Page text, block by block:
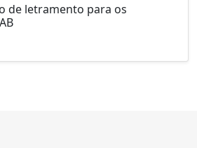
de letramento para os